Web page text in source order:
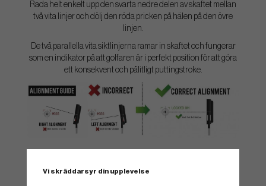
Rada helt enkelt upp den svarta nedre delen av skaftet mellan
två vita linjer och dölj den röda pricken på hälen på den övre
linjen.
De två parallella vita siktlinjerna ramar in skaftet och fungerar
som en indikator på att golfaren är i perfekt position för att göra
ett konsekvent och pålitligt puttingstroke.
Vi skräddarsyr din upplevelse